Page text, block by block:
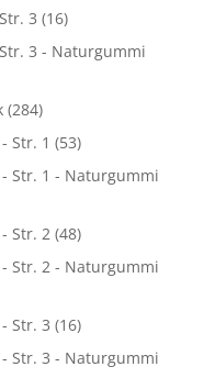
3 (16)
3 - Naturgummi
(284)
Str. 1 (53)
- Str. 1 - Naturgummi
Str. 2 (48)
- Str. 2 - Naturgummi
Str. 3 (16)
- Str. 3 - Naturgummi